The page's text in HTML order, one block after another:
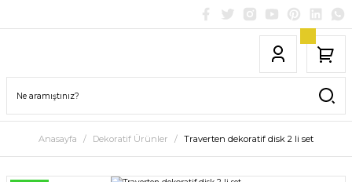
Anasayfa Dekoratif Ürünler Traverten dekoratif disk 2 li set